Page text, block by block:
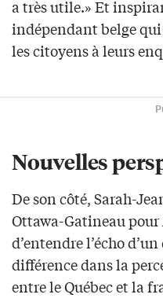
a très utile.» Et
indépendant belge
les citoyens à leurs
Nouvelles
De son côté, Sarah-
Ottawa-Gatineau pour
d’entendre l’écho
différence dans la
entre le Québec et la